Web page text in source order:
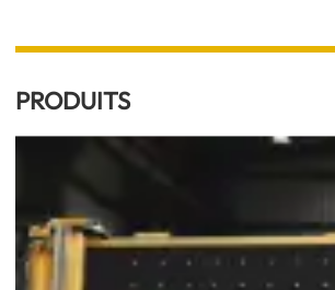
PRODUITS